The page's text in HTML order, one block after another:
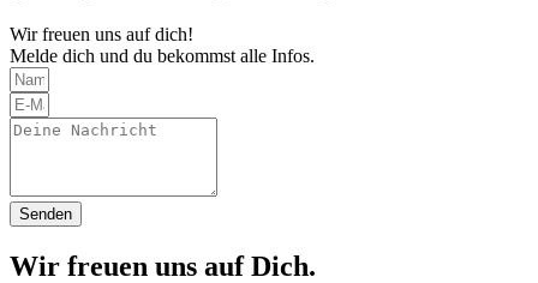
Wir freuen uns auf dich!
Melde dich und du bekommst alle Infos.
Senden
Wir freuen uns auf Dich.